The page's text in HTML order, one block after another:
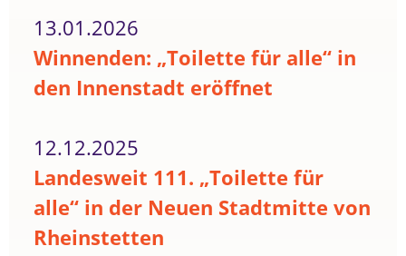
13.01.2026
Winnenden: „Toilette für alle“ in
den Innenstadt eröffnet
12.12.2025
Landesweit 111. „Toilette für
alle“ in der Neuen Stadtmitte von
Rheinstetten